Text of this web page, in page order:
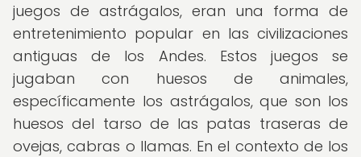
juegos de astrágalos, eran una forma de
entretenimiento popular en las civilizaciones
antiguas de los Andes. Estos juegos se
jugaban con huesos de animales,
específicamente los astrágalos, que son los
huesos del tarso de las patas traseras de
ovejas, cabras o llamas. En el contexto de los